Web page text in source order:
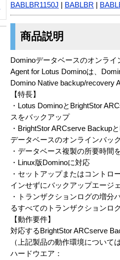
BABLBR1150J
BABLBR
商品説明
Dominoデータベースのオンライ
Agent for Lotus Dominoは、
Domino Native backup/recovery
【特長】
・Lotus DominoとBrightStor
スをバックアップ
・BrightStor ARCserve Backup
データベースのオンラインバッ
・データベース複製の所要時間
・Linux版Dominoに対応
・セットアップまたはコントロ
インせずにバックアップエージ
・トランザクションログの増分
るすべてのトランザクションロ
【動作要件】
対応するBrightStor ARCserve
（上記製品の動作環境について
ハードウエア：